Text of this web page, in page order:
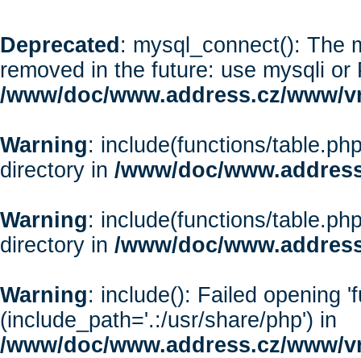
Deprecated : mysql_connect(): The
removed in the future: use mysqli or
/www/doc/www.address.cz/www/
Warning: include(functions/
directory in /www/doc/
Warning: include(functions/
directory in /www/doc/
Warning: include(): Failed opening
(include_path='.:/usr/share/php') in
/www/doc/www.address.cz/www/